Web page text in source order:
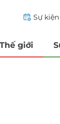
Sự kiện
Thế giới